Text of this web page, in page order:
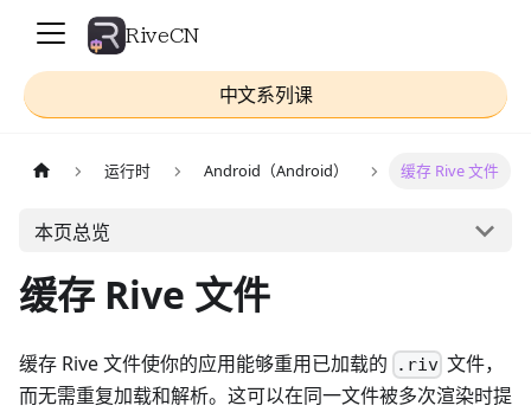
RiveCN
中文系列课
运行时 Android（Android） 缓存 Rive 文件
本页总览
缓存 Rive 文件
缓存 Rive 文件使你的应用能够重用已加载的 .riv 文件，
而无需重复加载和解析。这可以在同一文件被多次渲染时提